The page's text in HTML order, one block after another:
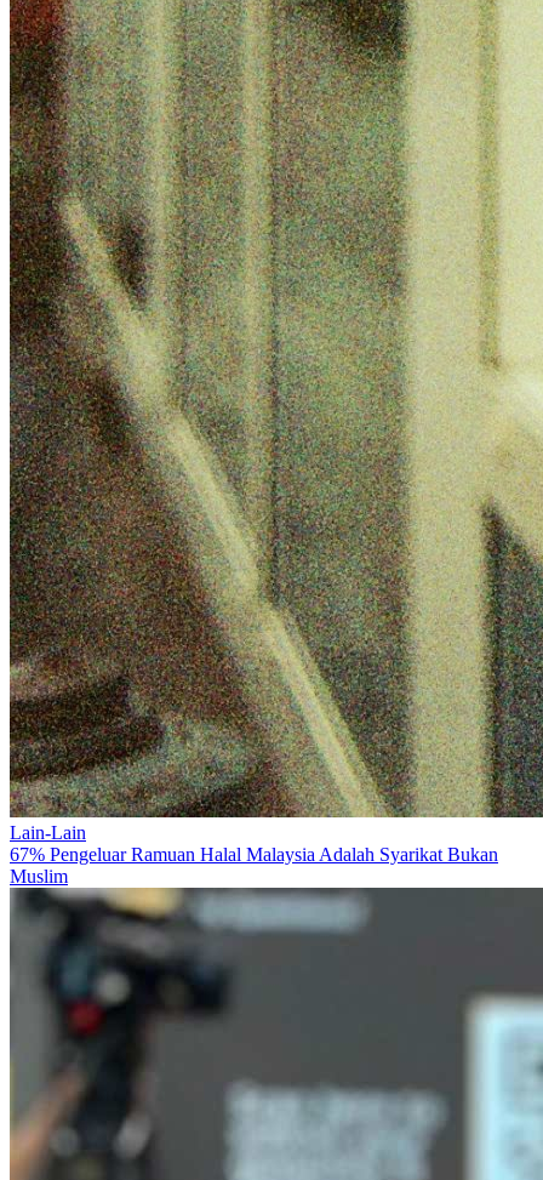
Lain-Lain
67% Pengeluar Ramuan Halal Malaysia Adalah Syarikat Bukan
Muslim